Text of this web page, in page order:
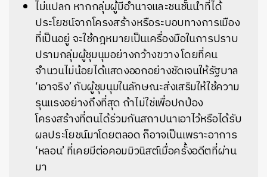
ไม่แปลก หากกลุ่มผู้มีอำนาจและชนชั้นนำที่ได้
ประโยชน์จากโครงสร้างหรือระบอบทางการเมือง
ที่เป็นอยู่ จะใช้กฎหมายเป็นเครื่องมือในการปราบ
ปรามกลุ่มผู้ชุมนุมอย่างกว้างขวาง โดยที่คน
จำนวนไม่น้อยได้แสดงออกอย่างชัดเจนให้รัฐบาล
‘เอาจริง’ กับผู้ชุมนุมในลักษณะส่งเสริมให้ใช้ความ
รุนแรงอย่างถึงที่สุด ถ้าไม่ใช่เพื่อปกป้อง
โครงสร้างที่ตนได้ร่วมกันสถาปนาเอาไว้หรือได้รับ
ผลประโยชน์มาโดยตลอด ก็อาจเป็นเพราะอาการ
‘หลอน’ ที่เคยมีต่อคอมมิวนิสต์เมื่อครั้งอดีตที่ผ่าน
มา